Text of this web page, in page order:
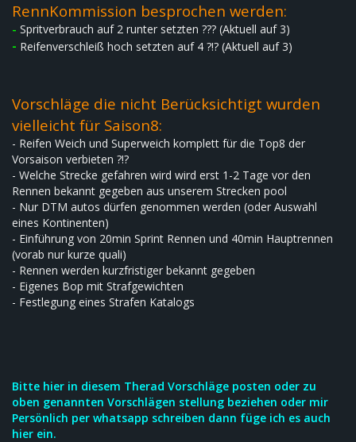
RennKommission besprochen werden:
- Spritverbrauch auf 2 runter setzten ??? (Aktuell auf 3)
- Reifenverschleiß hoch setzten auf 4 ?!? (Aktuell auf 3)
Vorschläge die nicht Berücksichtigt wurden
vielleicht für Saison8:
- Reifen Weich und Superweich komplett für die Top8 der
Vorsaison verbieten ?!?
- Welche Strecke gefahren wird wird erst 1-2 Tage vor den
Rennen bekannt gegeben aus unserem Strecken pool
- Nur DTM autos dürfen genommen werden (oder Auswahl
eines Kontinenten)
- Einführung von 20min Sprint Rennen und 40min Hauptrennen
(vorab nur kurze quali)
- Rennen werden kurzfristiger bekannt gegeben
- Eigenes Bop mit Strafgewichten
- Festlegung eines Strafen Katalogs
Bitte hier in diesem Therad Vorschläge posten oder zu
oben genannten Vorschlägen stellung beziehen oder mir
Persönlich per whatsapp schreiben dann füge ich es auch
hier ein.